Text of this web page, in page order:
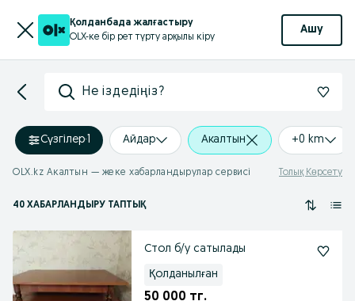
Қолданбада жалғастыру
OLX-ке бір рет түрту арқылы кіру
Ашу
Не іздедіңіз?
Сүзгілер·1 Айдар Акалтын +0 km
OLX.kz Акалтын — жеке хабарландырулар сервисі Толық Көрсету
40 ХАБАРЛАНДЫРУ ТАПТЫҚ
Стол б/у сатылады
Қолданылған
50 000 тг.